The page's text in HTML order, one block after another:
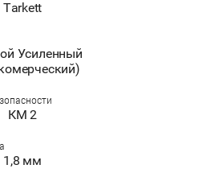
Tarkett
Усиленный
КМ 2
1,8 мм